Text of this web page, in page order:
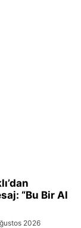
“Bu Bir Al
2026